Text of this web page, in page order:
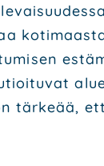
tär­ke­ää,